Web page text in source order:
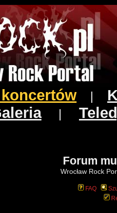
|
Forum
Wrocław Rock
FAQ